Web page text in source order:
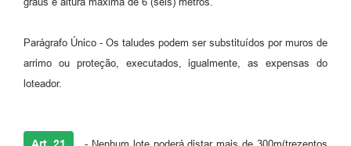
Parágrafo Único - Os taludes podem ser substituídos por muros de
arrimo ou proteção, executados, igualmente, as expensas do
loteador.